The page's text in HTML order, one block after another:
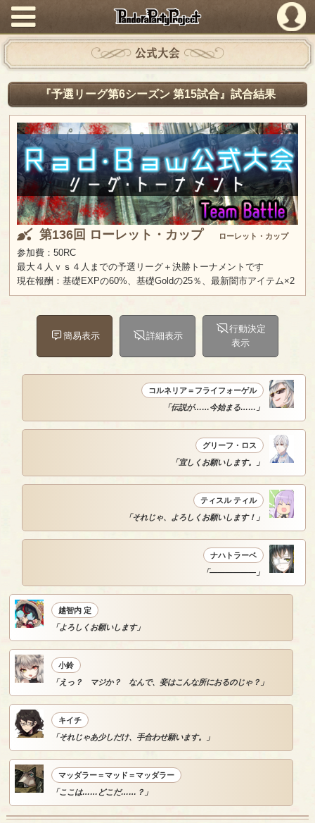
PandoraPartyProject
公式大会
『予選リーグ第6シーズン 第15試合』試合結果
第136回 ローレット・カップ ローレット・カップ
参加費：50RC
最大４人ｖｓ４人までの予選リーグ＋決勝トーナメントです
現在報酬：基礎EXPの60%、基礎Goldの25％、最新闇市アイテム×2
簡易表示 詳細表示
行動決定
表示
コルネリア＝フライフォーゲル
「伝説が……今始まる……」
グリーフ・ロス
「宜しくお願いします。」
ティスル ティル
「それじゃ、よろしくお願いします！」
ナハトラーベ
「――――――」
越智内 定
「よろしくお願いします」
小鈴
「えっ？ マジか？ なんで、妾はこんな所におるのじゃ？」
キイチ
「それじゃあ少しだけ、手合わせ願います。」
マッダラー＝マッド＝マッダラー
「ここは……どこだ……？」